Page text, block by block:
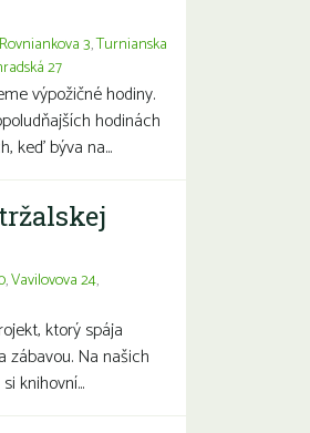
Rovniankova 3,Turnianska
27
výpožičné hodiny.
hodinách
keď býva na...
,Vavilovova 24,
ktorý spája
zábavou. Na našich
knihovní...